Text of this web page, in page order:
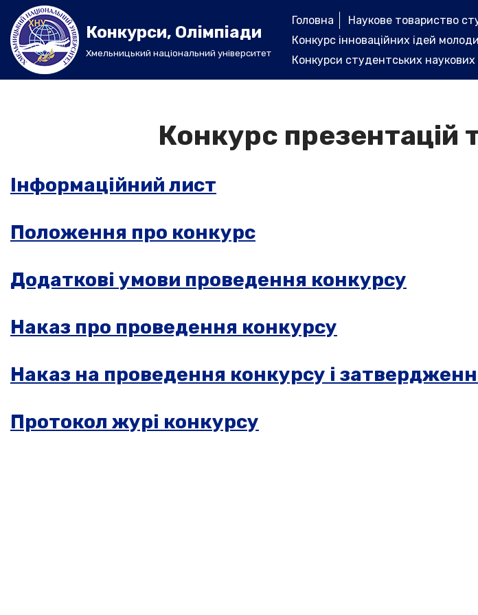
Перейти
до
вмісту
Конкурси, Олімпіади
Хмельницький національний університет
Головна
Наукове товариство
Конкурс інноваційних ідей
Конкурси студентських наукових
Конкурс презентацій
Інформаційний лист
Положення про конкурс
Додаткові умови проведення конкурсу
Наказ про проведення конкурсу
Наказ на проведення конкурсу і
Протокол журі конкурсу